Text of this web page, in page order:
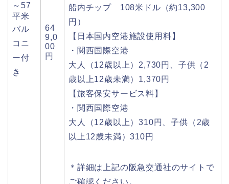
～57
平米
バル
コニ
ー付
き
64
9,0
00
円
船内チップ 108米ドル（約13,300
円）
【日本国内空港施設使用料】
・関西国際空港
大人（12歳以上）2,730円、子供（2
歳以上12歳未満）1,370円
【旅客保安サービス料】
・関西国際空港
大人（12歳以上）310円、子供（2歳
以上12歳未満）310円
＊詳細は上記の阪急交通社のサイトで
ご確認ください。